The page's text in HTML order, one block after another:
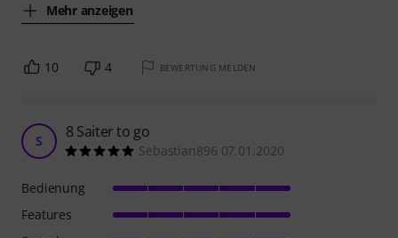
Mehr anzeigen
10 4 BEWERTUNG MELDEN
S 8 Saiter to go
Sebastian896 07.01.2020
Bedienung
Features